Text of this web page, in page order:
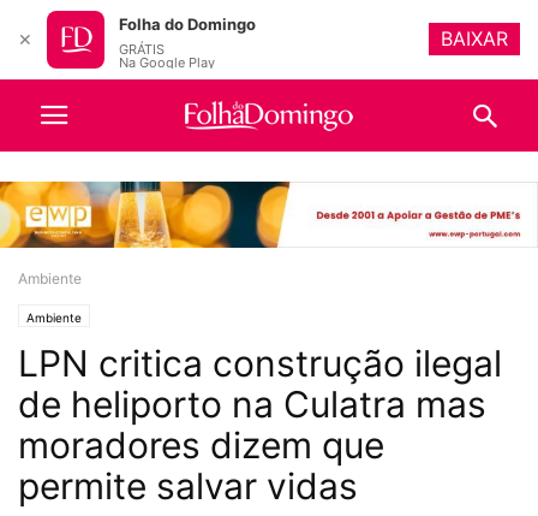
Ambiente
Ambiente
LPN critica construção ilegal
de heliporto na Culatra mas
moradores dizem que
permite salvar vidas
✕
Folha do Domingo
GRÁTIS
Na Google Play
BAIXAR